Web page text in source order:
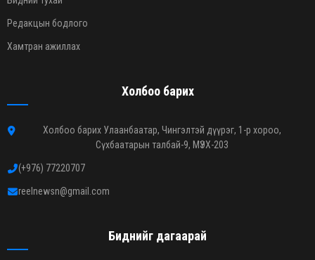
Редакцын бодлого
Хамтран ажиллах
Холбоо барих
Холбоо барих Улаанбаатар, Чингэлтэй дүүрэг, 1-р хороо,
Сүхбаатарын талбай-9, МҮЭХ-203
(+976) 77220707
reelnewsn@gmail.com
Биднийг дагаарай